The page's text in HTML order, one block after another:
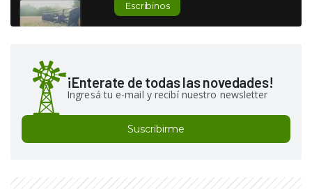
Escribinos
¡Enterate de todas las novedades!
Ingresá tu e-mail y recibí nuestro newsletter
Suscribirme